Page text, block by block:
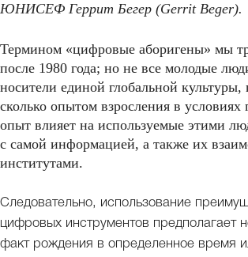
ЮНИСЕФ Геррит Бегер (Gerrit Beger).
Термином «цифровые аборигены» мы
после 1980 года; но не все молодые
носители единой глобальной культуры,
сколько опытом взросления в
опыт влияет на используемые этими
с самой информацией, а также их
институтами.
Следовательно, использование
цифровых инструментов предполагает
факт рождения в определенное время